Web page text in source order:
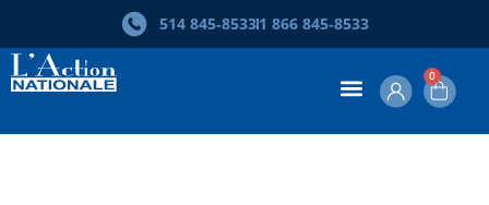
514 845‑85331 866 845‑8533
0